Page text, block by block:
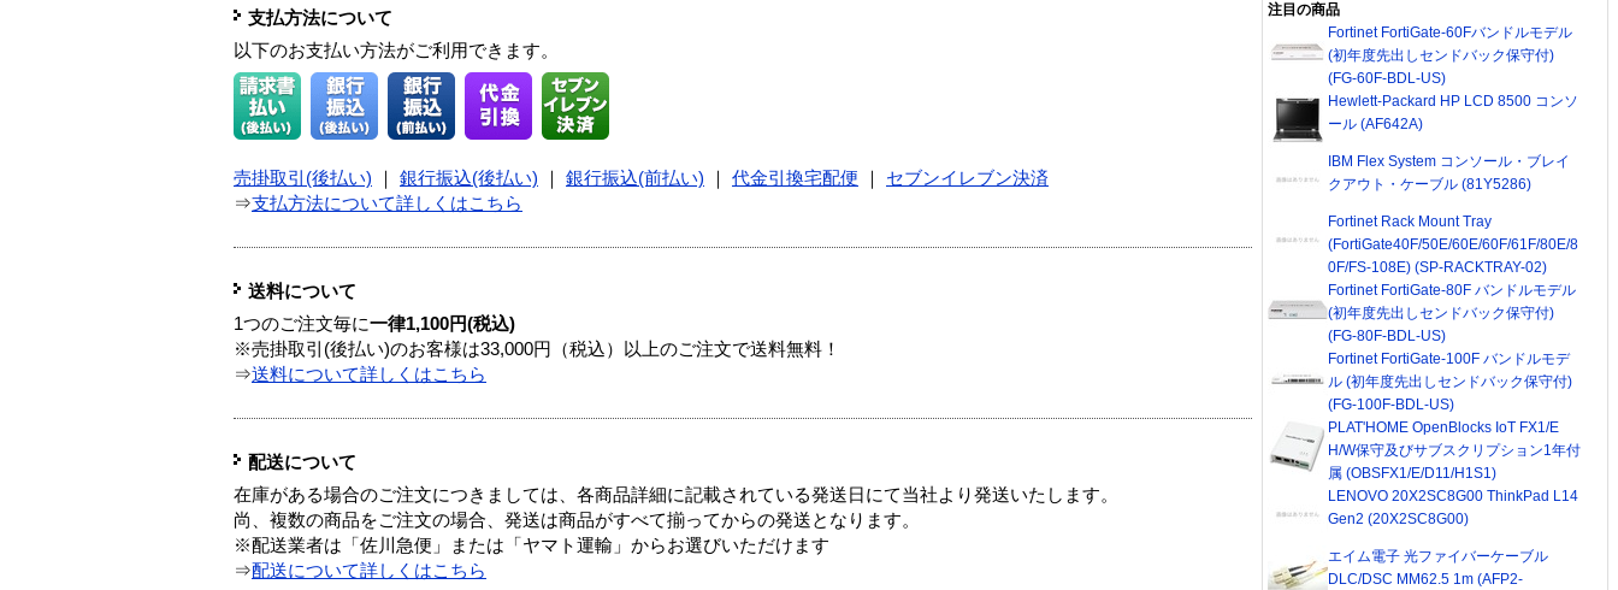
支払方法について
以下のお支払い方法がご利用できます。
売掛取引(後払い) ｜ 銀行振込(後払い) ｜ 銀行振込(前払い) ｜ 代金引換宅配便 ｜ セブンイレブン決済
⇒支払方法について詳しくはこちら
送料について
1つのご注文毎に一律1,100円(税込)
※売掛取引(後払い)のお客様は33,000円（税込）以上のご注文で送料無料！
⇒送料について詳しくはこちら
配送について
在庫がある場合のご注文につきましては、各商品詳細に記載されている発送日にて当社より発送いたします。
尚、複数の商品をご注文の場合、発送は商品がすべて揃ってからの発送となります。
※配送業者は「佐川急便」または「ヤマト運輸」からお選びいただけます
⇒配送について詳しくはこちら
注目の商品
Fortinet FortiGate-60Fバンドルモデル
(初年度先出しセンドバック保守付)
(FG-60F-BDL-US)
Hewlett-Packard HP LCD 8500 コンソ
ール (AF642A)
IBM Flex System コンソール・ブレイ
クアウト・ケーブル (81Y5286)
Fortinet Rack Mount Tray
(FortiGate40F/50E/60E/60F/61F/80E/8
0F/FS-108E) (SP-RACKTRAY-02)
Fortinet FortiGate-80F バンドルモデル
(初年度先出しセンドバック保守付)
(FG-80F-BDL-US)
Fortinet FortiGate-100F バンドルモデ
ル (初年度先出しセンドバック保守付)
(FG-100F-BDL-US)
PLAT'HOME OpenBlocks IoT FX1/E
H/W保守及びサブスクリプション1年付
属 (OBSFX1/E/D11/H1S1)
LENOVO 20X2SC8G00 ThinkPad L14
Gen2 (20X2SC8G00)
エイム電子 光ファイバーケーブル
DLC/DSC MM62.5 1m (AFP2-